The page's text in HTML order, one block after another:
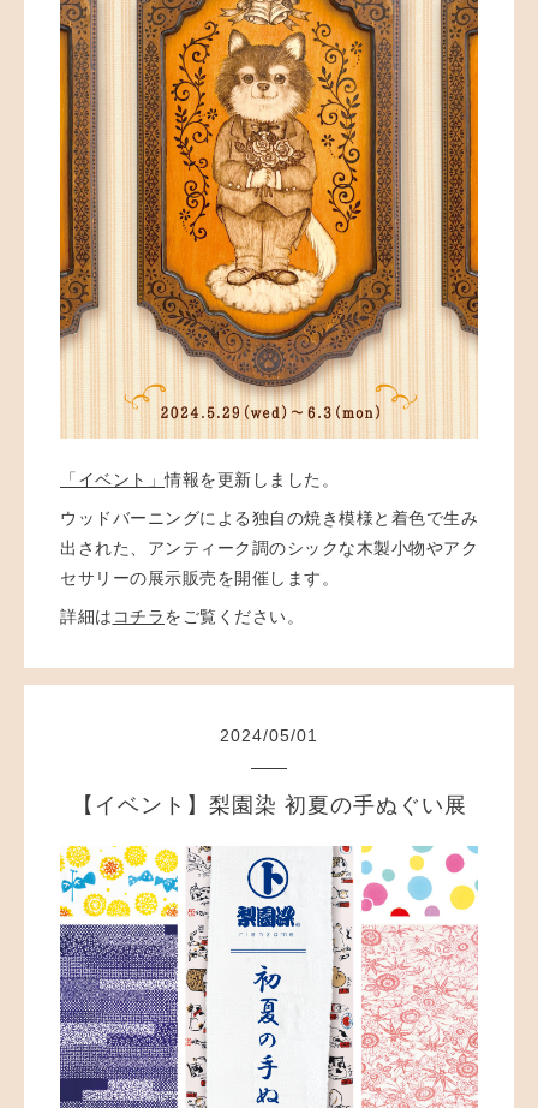
「イベント」情報を更新しました。
ウッドバーニングによる独自の焼き模様と着色で生み
出された、アンティーク調のシックな木製小物やアク
セサリーの展示販売を開催します。
詳細は コチラをご覧ください。
2024/05/01
【イベント】梨園染 初夏の手ぬぐい展